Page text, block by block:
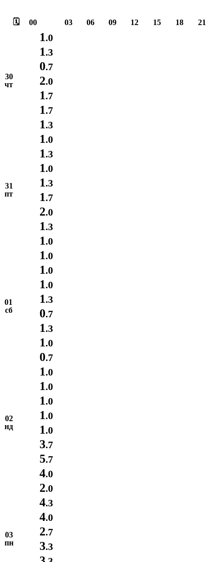
🗓️ 00 03 06 09 12 15 18 21
30
чт
1.0
1.3
0.7
2.0
1.7
1.7
1.3
31
пт
1.0
1.3
1.0
1.3
1.7
2.0
1.3
1.0
01
сб
1.0
1.0
1.0
1.3
0.7
1.3
1.0
0.7
02
нд
1.0
1.0
1.0
1.0
1.0
3.7
5.7
4.0
03
пн
2.0
4.3
4.0
2.7
3.3